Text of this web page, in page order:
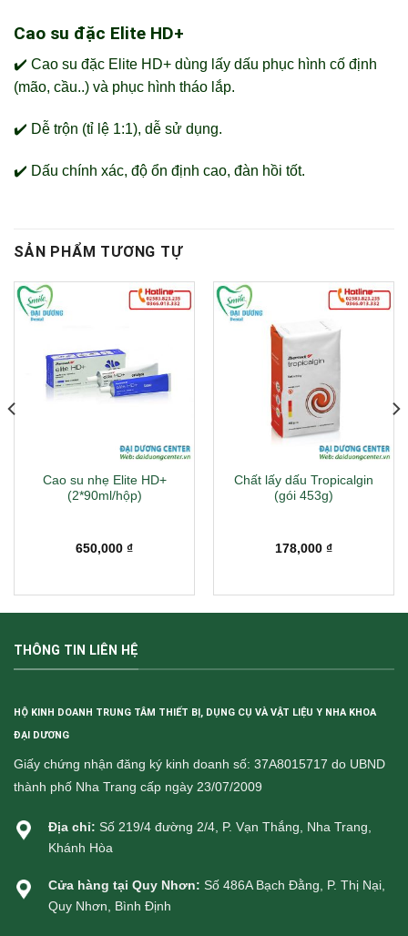
Cao su đặc Elite HD+
✔️ Cao su đặc Elite HD+ dùng lấy dấu phục hình cố định
(mão, cầu..) và phục hình tháo lắp.
✔️ Dễ trộn (tỉ lệ 1:1), dễ sử dụng.
✔️ Dấu chính xác, độ ổn định cao, đàn hồi tốt.
SẢN PHẨM TƯƠNG TỰ
Cao su nhẹ Elite HD+
(2*90ml/hộp)
650,000 ₫
Chất lấy dấu Tropicalgin
(gói 453g)
178,000 ₫
THÔNG TIN LIÊN HỆ
HỘ KINH DOANH TRUNG TÂM THIẾT BỊ, DỤNG CỤ VÀ VẬT LIỆU Y NHA KHOA
ĐẠI DƯƠNG
Giấy chứng nhận đăng ký kinh doanh số: 37A8015717 do UBND
thành phố Nha Trang cấp ngày 23/07/2009
Địa chỉ: Số 219/4 đường 2/4, P. Vạn Thắng, Nha Trang,
Khánh Hòa
Cửa hàng tại Quy Nhơn: Số 486A Bạch Đằng, P. Thị Nại,
Quy Nhơn, Bình Định